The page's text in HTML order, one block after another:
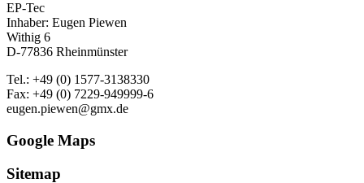
EP-Tec
Inhaber: Eugen Piewen
Withig 6
D-77836 Rheinmünster
Tel.: +49 (0) 1577-3138330
Fax: +49 (0) 7229-949999-6
eugen.piewen@gmx.de
Google Maps
Sitemap